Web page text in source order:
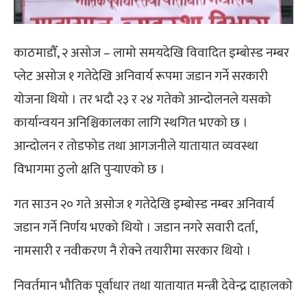
काठमाडौँ, २ असोज – लामो समयदेखि विवादित इम्बोस्ड नम्बर
प्लेट असोज १ गतेदेखि अनिवार्य रूपमा जडान गर्ने सरकारी
योजना थियो । तर भदौ २३ र २४ गतेको आन्दोलनले यसको
कार्यान्वयन अनिश्चिकालका लागि स्थगित भएको छ ।
आन्दोलन र तोडफोड तथा आगजनीले यातायात व्यवस्था
विभागमा ठुलो क्षति पुर्‍याएको छ ।
गत साउन २० गते असोज १ गतेदेखि इम्बोस्ड नम्बर अनिवार्य
जडान गर्ने निर्णय भएको थियो । जडान नगरे सवारी दर्ता,
नामसारी र नवीकरण नै रोक्ने तयारीमा सरकार थियो ।
निवर्तमान भौतिक पूर्वाधार तथा यातायात मन्त्री देवेन्द्र दाहालको